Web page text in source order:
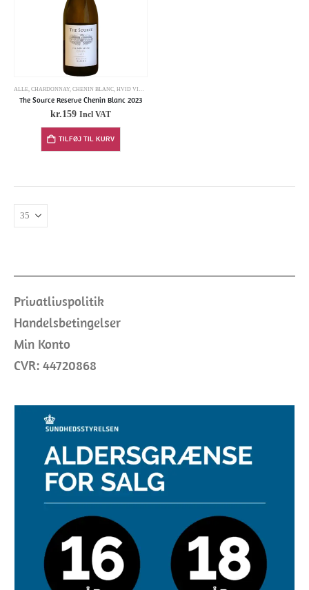
ALLE, CHARDONNAY, CHENIN BLANC, HVID VINE
The Source Reserve Chenin Blanc 2023
kr.159 Incl VAT
TILFØJ TIL KURV
Privatlivspolitik
Handelsbetingelser
Min Konto
CVR: 44720868